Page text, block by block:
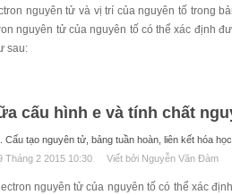
nguyên tử và vị trí của nguyên tố trong
nguyên tử của nguyên tố có thể xác định
sau:
cấu hình e và tính chất
Cấu tạo nguyên tử, bảng tuần hoàn, liên kết hóa học
2 2015 10:30
Viết bởi Nguyễn Văn Đàm
nguyên tử của nguyên tố có thể xác